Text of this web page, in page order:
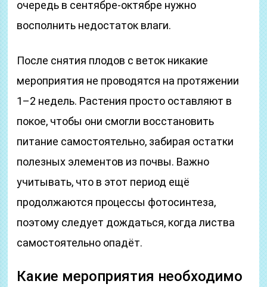
очередь в сентябре-октябре нужно
восполнить недостаток влаги.
После снятия плодов с веток никакие
мероприятия не проводятся на протяжении
1–2 недель. Растения просто оставляют в
покое, чтобы они смогли восстановить
питание самостоятельно, забирая остатки
полезных элементов из почвы. Важно
учитывать, что в этот период ещё
продолжаются процессы фотосинтеза,
поэтому следует дождаться, когда листва
самостоятельно опадёт.
Какие мероприятия необходимо